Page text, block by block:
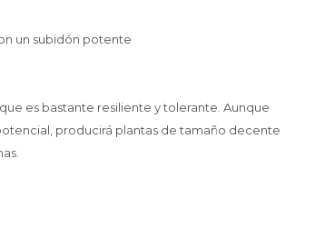
un subidón potente
es bastante resiliente y tolerante. Aunque
producirá plantas de tamaño decente